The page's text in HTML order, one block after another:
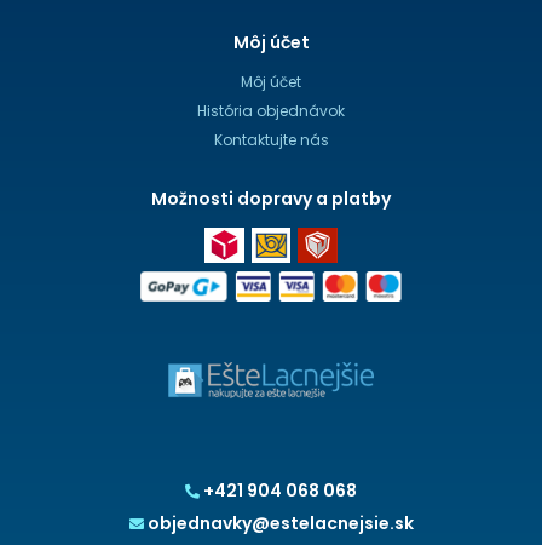
+421 904 068 068
objednavky@estelacnejsie.sk
Môj účet
Môj účet
História objednávok
Kontaktujte nás
Možnosti dopravy a platby